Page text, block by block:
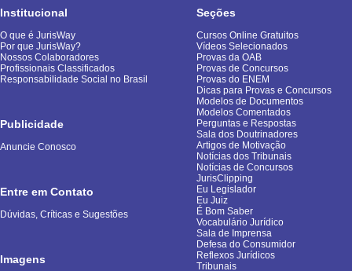
Institucional
O que é JurisWay
Por que JurisWay?
Nossos Colaboradores
Profissionais Classificados
Responsabilidade Social no Brasil
Publicidade
Anuncie Conosco
Entre em Contato
Dúvidas, Críticas e Sugestões
Imagens
Seções
Cursos Online Gratuitos
Vídeos Selecionados
Provas da OAB
Provas de Concursos
Provas do ENEM
Dicas para Provas e Concursos
Modelos de Documentos
Modelos Comentados
Perguntas e Respostas
Sala dos Doutrinadores
Artigos de Motivação
Notícias dos Tribunais
Notícias de Concursos
JurisClipping
Eu Legislador
Eu Juiz
É Bom Saber
Vocabulário Jurídico
Sala de Imprensa
Defesa do Consumidor
Reflexos Jurídicos
Tribunais